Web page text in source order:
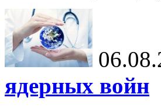
ядерных войн